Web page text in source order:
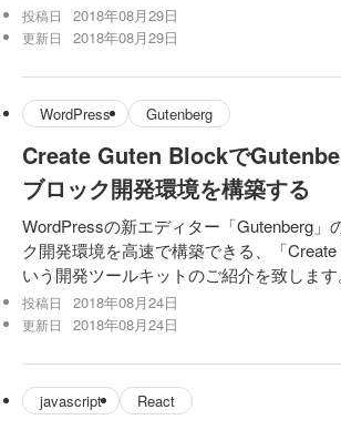
投稿日 2018年08月29日
更新日 2018年08月29日
WordPress Gutenberg
Create Guten Blockで
ブロック開発環境を構築する
WordPressの新エディター「Gutenberg」
ク開発環境を高速で構築できる、「
いう開発ツールキットのご紹介を致します
投稿日 2018年08月24日
更新日 2018年08月24日
javascript React